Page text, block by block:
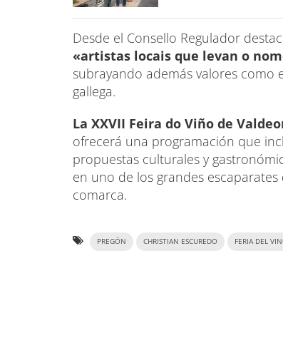
Desde el Consello Regulador
«artistas locais que levan o
subrayando además valores como
gallega.
La XXVII Feira do Viño de
ofrecerá una programación que
propuestas culturales y
en uno de los grandes
comarca.
PREGÓN CHRISTIAN ESCUREDO FERIA DEL